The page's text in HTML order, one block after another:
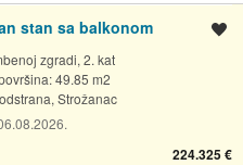
stan sa balkonom
zgradi, 2. kat
49.85 m2
Strožanac
224.325 €